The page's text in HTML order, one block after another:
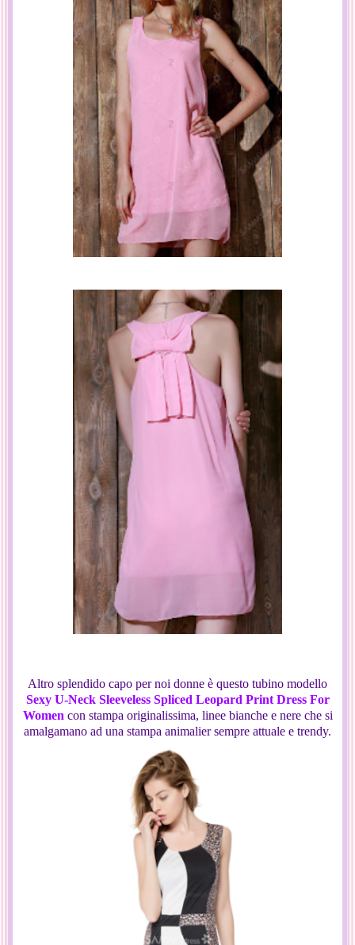
Altro splendido capo per noi donne è questo tubino modello
Sexy U-Neck Sleeveless Spliced Leopard Print Dress For
Women con stampa originalissima, linee bianche e nere che si
amalgamano ad una stampa animalier sempre attuale e trendy.